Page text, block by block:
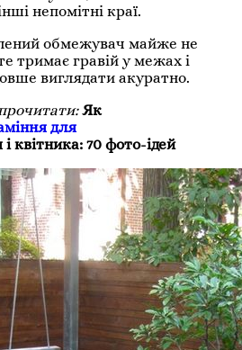
непомітні краї.
обмежувач майже не
тримає гравій у межах і
виглядати акуратно.
Як
для
і квітника: 70 фото-ідей